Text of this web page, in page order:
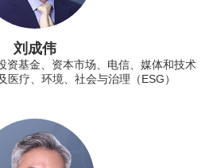
刘成伟
资基金、资本市场、电信、媒体和技术
医疗、环境、社会与治理（ESG）